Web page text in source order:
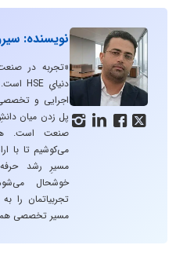
   
نویسنده:
«تجربه در
اجرایی و
پل زدن میان
صنعت است.
می‌کوشیم تا با
مسیرِ رشد
خوشحال
تجربیاتمان را
مسیر تخصصی